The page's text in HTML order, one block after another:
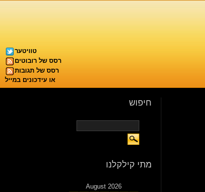
טוויטער
רסס של רובוטים
רסס של תגובות
או עידכונים במייל
חיפוש
מתי קילקלנו
August 2026